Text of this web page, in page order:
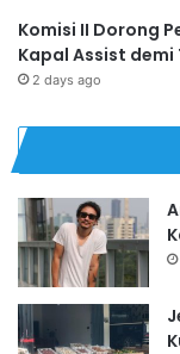
Komisi II Dorong
Kapal Assist demi
2 days ago